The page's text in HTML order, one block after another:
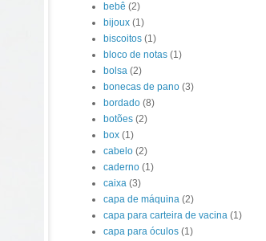
bebê (2)
bijoux (1)
biscoitos (1)
bloco de notas (1)
bolsa (2)
bonecas de pano (3)
bordado (8)
botões (2)
box (1)
cabelo (2)
caderno (1)
caixa (3)
capa de máquina (2)
capa para carteira de vacina (1)
capa para óculos (1)